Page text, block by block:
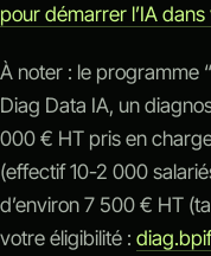
pour démarrer l’IA
À noter : le programme
Diag Data IA, un
000 € HT pris en
(effectif 10-2 000
d’environ 7 500 € HT
votre éligibilité :